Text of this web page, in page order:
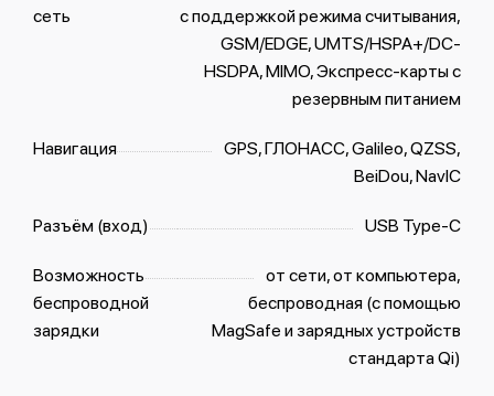
сеть
с поддержкой режима считывания,
GSM/EDGE, UMTS/​HSPA+/​DC-
HSDPA, MIMO, Экспресс‑карты с
резервным питанием
Навигация
GPS, ГЛОНАСС, Galileo, QZSS,
BeiDou, NavIC
Разъём (вход) USB Type-C
Возможность
беспроводной
зарядки
от сети, от компьютера,
беспроводная (с помощью
MagSafe и зарядных устройств
стандарта Qi)